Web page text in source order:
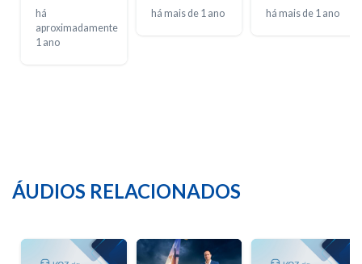
há
aproximadamente
1 ano
poder
há mais de 1 ano
lhes
há mais de 1 ano
ÁUDIOS RELACIONADOS